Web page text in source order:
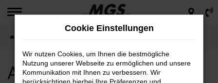
Zum
springen
Abarth für Bamberg
Cookie Einstellungen
Wir nutzen Cookies, um Ihnen die bestmögliche
Nutzung unserer Webseite zu ermöglichen und unsere
Kommunikation mit Ihnen zu verbessern. Wir